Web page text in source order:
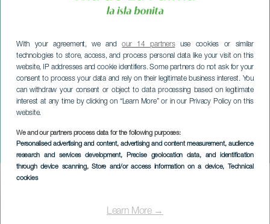
With your agreement, we andour 14 partnersuse cookies or similar
technologies to store, access, and process personal data like your visit on this
website, IP addresses and cookie identifiers. Some partners do not ask for your
consent to process your data and rely on their legitimate business interest. You
can withdraw your consent or object to data processing based on legitimate
interest at any time by clicking on “Learn More” or in our Privacy Policy on this
website.
We and our partners process data for the following purposes:
Personalised advertising and content, advertising and content measurement, audience
research and services development, Precise geolocation data, and identification
through device scanning, Store and/or access information on a device, Technical
cookies
Learn More →
Coro Vanya Moneva
LA PALMA
Imagen